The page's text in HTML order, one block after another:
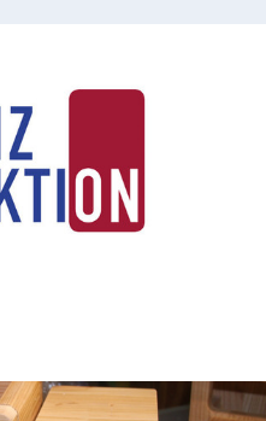
Minister Limbach
Zukunftswerkstatt Justiz
Streit schlichten!